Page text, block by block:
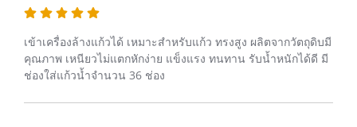
เข้าเครื่องล้างแก้วได้ เหมาะสำหรับแก้ว ทรงสูง ผลิตจากวัตถุดิบมี
คุณภาพ เหนียวไม่แตกหักง่าย แข็งแรง ทนทาน รับน้ำหนักได้ดี มี
ช่องใส่แก้วน้ำจำนวน 36 ช่อง